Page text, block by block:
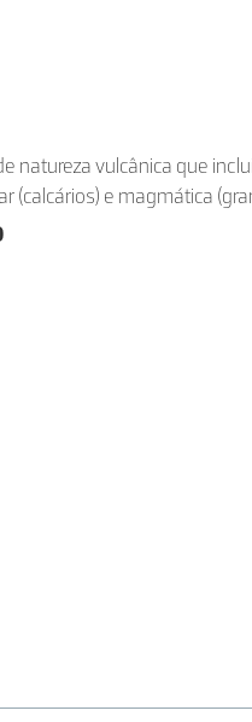
natureza vulcânica que
(calcários) e magmática